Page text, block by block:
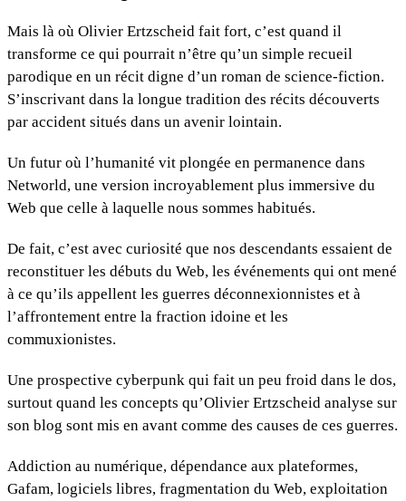
Mais là où Olivier Ertzscheid fait fort, c’est quand il
transforme ce qui pourrait n’être qu’un simple recueil
parodique en un récit digne d’un roman de science-fiction.
S’inscrivant dans la longue tradition des récits découverts
par accident situés dans un avenir lointain.
Un futur où l’humanité vit plongée en permanence dans
Networld, une version incroyablement plus immersive du
Web que celle à laquelle nous sommes habitués.
De fait, c’est avec curiosité que nos descendants essaient de
reconstituer les débuts du Web, les événements qui ont mené
à ce qu’ils appellent les guerres déconnexionnistes et à
l’affrontement entre la fraction idoine et les
commuxionistes.
Une prospective cyberpunk qui fait un peu froid dans le dos,
surtout quand les concepts qu’Olivier Ertzscheid analyse sur
son blog sont mis en avant comme des causes de ces guerres.
Addiction au numérique, dépendance aux plateformes,
Gafam, logiciels libres, fragmentation du Web, exploitation